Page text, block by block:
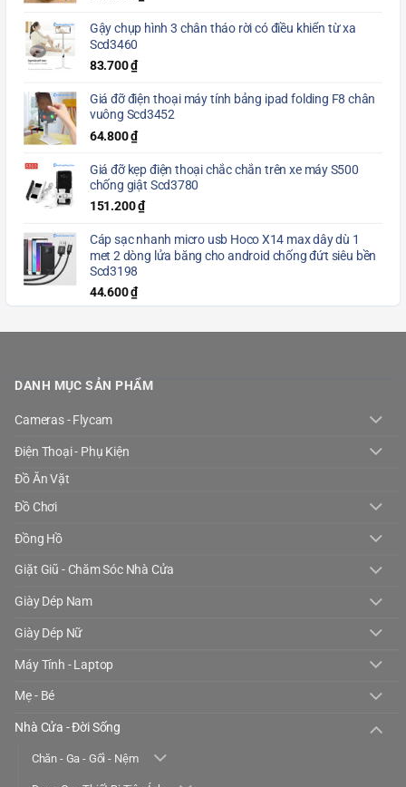
Gậy chụp hình 3 chân tháo rời có điều khiển từ xa
Scd3460
83.700₫
Giá đỡ điện thoại máy tính bảng ipad folding F8 chân
vuông Scd3452
64.800₫
Giá đỡ kẹp điện thoại chắc chắn trên xe máy S500
chống giật Scd3780
151.200₫
Cáp sạc nhanh micro usb Hoco X14 max dây dù 1
met 2 dòng lửa băng cho android chống đứt siêu bền
Scd3198
44.600₫
DANH MỤC SẢN PHẨM
Cameras - Flycam
Điện Thoại - Phụ Kiện
Đồ Ăn Vặt
Đồ Chơi
Đồng Hồ
Giặt Giũ - Chăm Sóc Nhà Cửa
Giày Dép Nam
Giày Dép Nữ
Máy Tính - Laptop
Mẹ - Bé
Nhà Cửa - Đời Sống
Chăn - Ga - Gối - Nệm